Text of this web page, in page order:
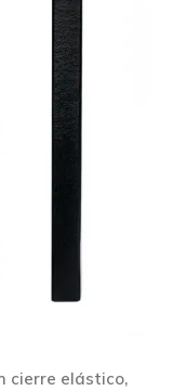
cierre elástico,